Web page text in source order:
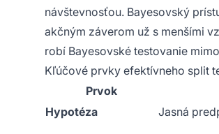
návštevnosťou. Bayesovský
akčným záverom už s menšími
robí Bayesovské testovanie
Kľúčové prvky efektívneho split
Prvok
Hypotéza
Jasná